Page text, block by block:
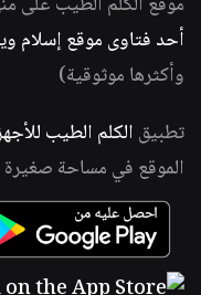
أحد فتاوى موقع إسلام
وأكثرها موثوقية)
تطبيق الكلم الطيب
الموقع في مساحة صغيرة